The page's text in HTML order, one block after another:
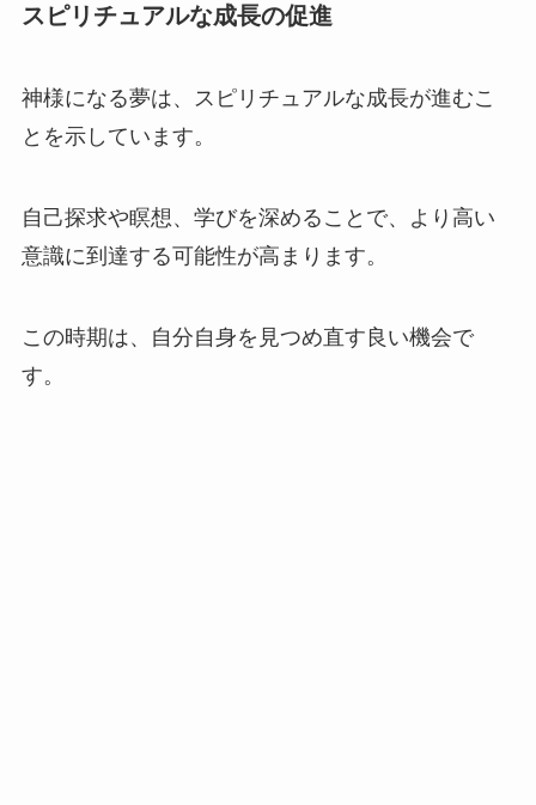
スピリチュアルな成長の促進
神様になる夢は、スピリチュアルな成長が進むこ
とを示しています。
自己探求や瞑想、学びを深めることで、より高い
意識に到達する可能性が高まります。
この時期は、自分自身を見つめ直す良い機会で
す。